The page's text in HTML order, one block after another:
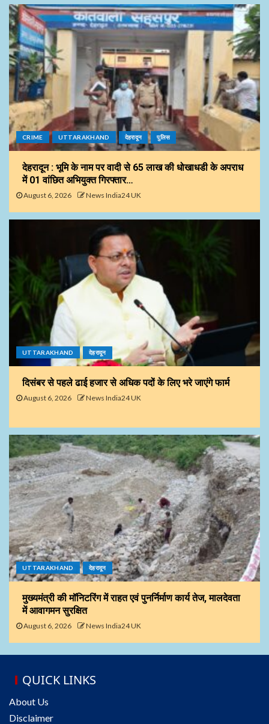
CRIME UTTARAKHAND देहरादून पुलिस
देहरादून : भूमि के नाम पर वादी से 65 लाख की धोखाधडी के अपराध
में 01 वांछित अभियुक्त गिरफ्तार…
August 6, 2026 News India24 UK
UTTARAKHAND देहरादून
दिसंबर से पहले ढाई हजार से अधिक पदों के लिए भरे जाएंगे फार्म
August 6, 2026 News India24 UK
UTTARAKHAND देहरादून
मुख्यमंत्री की मॉनिटरिंग में राहत एवं पुनर्निर्माण कार्य तेज, मालदेवता
में आवागमन सुरक्षित
August 6, 2026 News India24 UK
QUICK LINKS
About Us
Disclaimer